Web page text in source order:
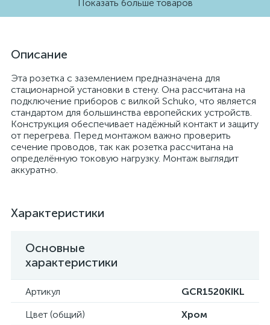
Показать больше товаров
Описание
Эта розетка с заземлением предназначена для
стационарной установки в стену. Она рассчитана на
подключение приборов с вилкой Schuko, что является
стандартом для большинства европейских устройств.
Конструкция обеспечивает надёжный контакт и защиту
от перегрева. Перед монтажом важно проверить
сечение проводов, так как розетка рассчитана на
определённую токовую нагрузку. Монтаж выглядит
аккуратно.
Характеристики
Основные
характеристики
Артикул
GCR1520KIKL
Цвет (общий)
Хром